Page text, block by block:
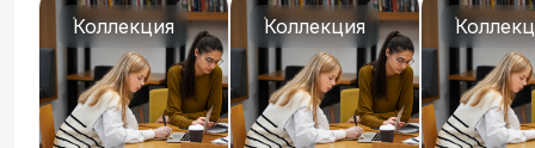
Коллекция Коллекция